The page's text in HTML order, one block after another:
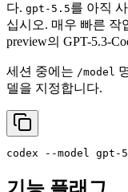
다. gpt-5.5를 아직
십시오. 매우 빠른 작
preview의 GPT-5.3-
세션 중에는 /model
델을 지정합니다.